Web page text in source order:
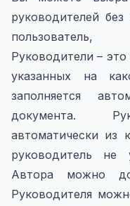
руководителей
Руководители –
указанных на
заполняется
документа.
автоматически из
руководитель не
Автора можно
Руководителя